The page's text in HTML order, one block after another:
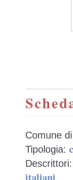
Comune
Tipologia:
italiani